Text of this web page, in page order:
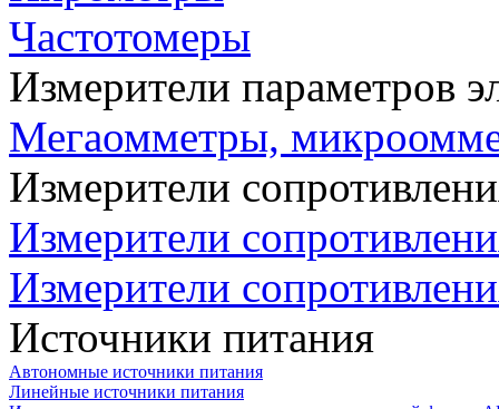
Частотомеры
Измерители параметров
Мегаомметры,
Измерители
Измерители
Измерители
Источники питания
Автономные источники питания
Линейные источники питания